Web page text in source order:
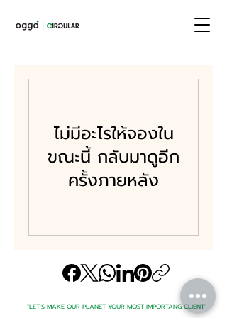
ไม่มีอะไรให้จองใน
ขณะนี้ กลับมาดูอีก
ครั้งภายหลัง
"LET'S MAKE OUR PLANET YOUR MOST IMPORTANG CLIENT"